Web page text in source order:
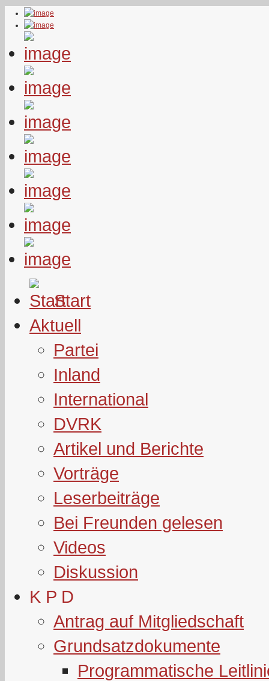
Start
Aktuell
Partei
Inland
International
DVRK
Artikel und Berichte
Vorträge
Leserbeiträge
Bei Freunden gelesen
Videos
Diskussion
K P D
Antrag auf Mitgliedschaft
Grundsatzdokumente
Programmatische